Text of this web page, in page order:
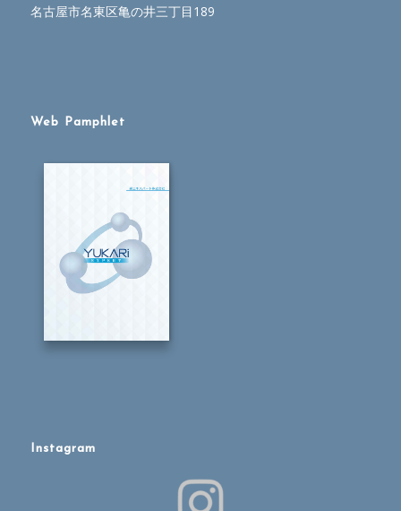
名古屋市名東区亀の井三丁目189
Web Pamphlet
Instagram